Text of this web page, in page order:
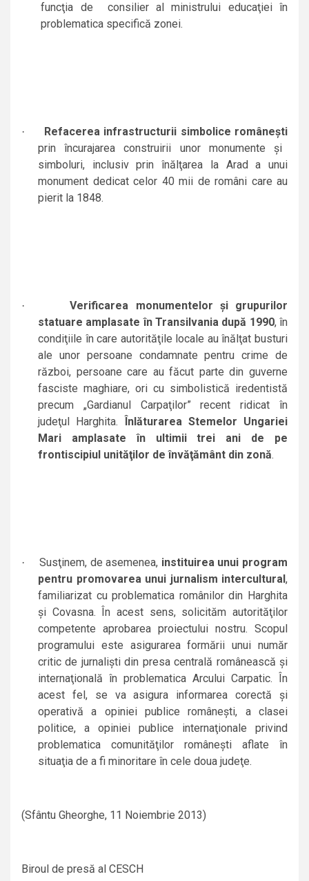
funcţia de
consilier al ministrului educaţiei în
problematica specifică zonei.
·
Refacerea infrastructurii simbolice româneşti
prin încurajarea construirii unor monumente şi
simboluri, inclusiv prin înălţarea la Arad a unui
monument dedicat celor 40 mii de români care au
pierit la 1848.
·
Verificarea monumentelor şi grupurilor
statuare amplasate în Transilvania după 1990,în
condiţiile în care autorităţile locale au înălţat busturi
ale unor persoane condamnate pentru crime de
război, persoane care au făcut parte din guverne
fasciste maghiare, ori cu simbolistică iredentistă
precum „Gardianul Carpaţilor” recent ridicat în
judeţul Harghita.
Înlăturarea Stemelor Ungariei
Mari amplasate în ultimii trei ani de pe
frontiscipiul unităţilor de învăţământ din zonă.
· Susţinem, de asemenea, instituirea unui program
pentru promovarea unui jurnalism intercultural ,
familiarizat cu problematica românilor din Harghita
şi Covasna. În acest sens, solicităm autorităţilor
competente aprobarea proiectului nostru. Scopul
programului este asigurarea formării unui număr
critic de jurnalişti din presa centrală românească şi
internaţională în problematica Arcului Carpatic. În
acest fel, se va asigura informarea corectă şi
operativă a opiniei publice româneşti, a clasei
politice, a opiniei publice internaţionale privind
problematica comunităţilor româneşti aflate în
situaţia de a fi minoritare în cele doua judeţe.
(Sfântu Gheorghe, 11 Noiembrie 2013)
Biroul de presă al CESCH